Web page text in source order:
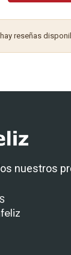
reseñas
nuestros